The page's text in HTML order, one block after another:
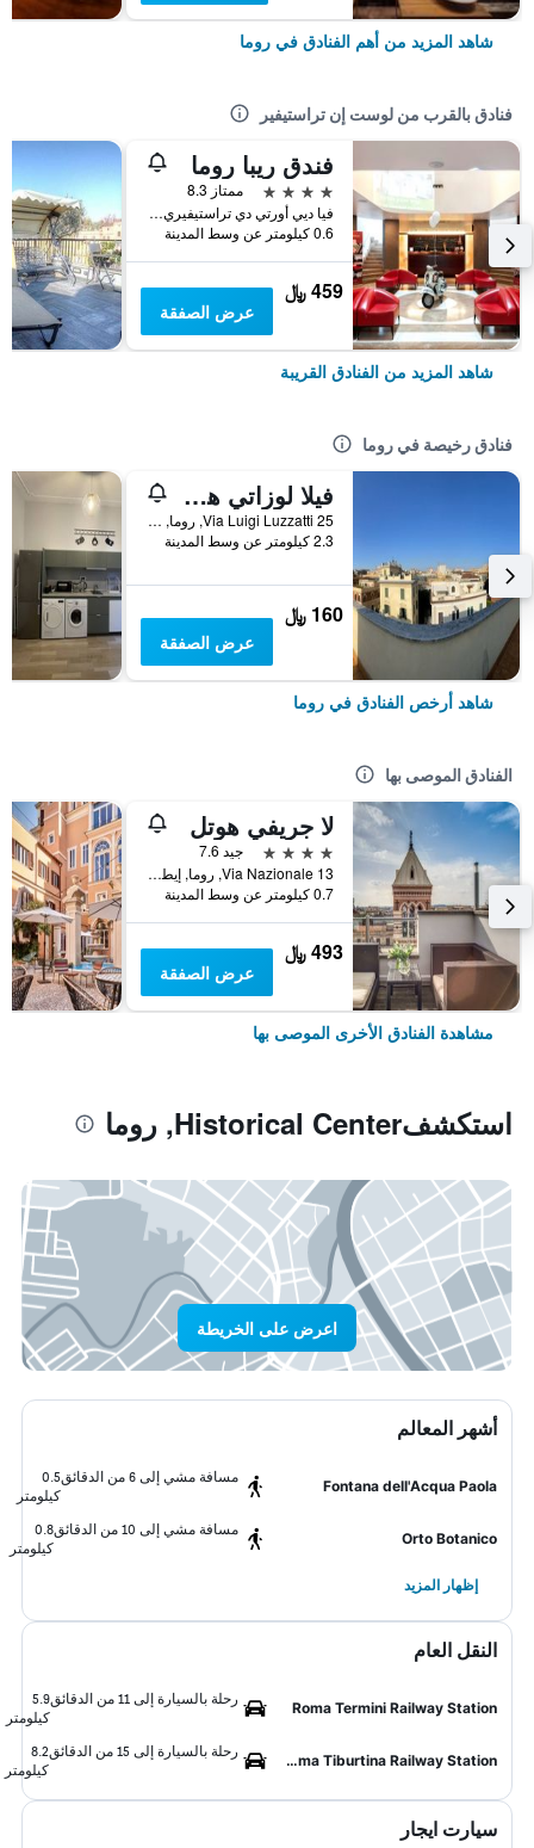
شاهد المزيد من أهم الفنادق في روما
فنادق بالقرب من لوست إن تراستيفير
فندق ريبا روما
4 نجوم
ممتاز 8.3
فيا ديي أورتي دي تراستيفيري 3, روما, إيطاليا
0.6 كيلومتر عن وسط المدينة
459 ﷼
عرض الصفقة
شاهد المزيد من الفنادق القريبة
فنادق رخيصة في روما
فيلا لوزاتي هوستل
25 Via Luigi Luzzatti, روما, إيطاليا
2.3 كيلومتر عن وسط المدينة
160 ﷼
عرض الصفقة
شاهد أرخص الفنادق في روما
الفنادق الموصى بها
لا جريفي هوتل
4 نجوم
جيد 7.6
Via Nazionale 13, روما, إيطاليا
0.7 كيلومتر عن وسط المدينة
493 ﷼
عرض الصفقة
مشاهدة الفنادق الأخرى الموصى بها
استكشفHistorical Center, روما
اعرض على الخريطة
أشهر المعالم
Fontana dell'Acqua Paola
مسافة مشي إلى 6 من الدقائق
0.5
كيلومتر
Orto Botanico
مسافة مشي إلى 10 من الدقائق
0.8
كيلومتر
إظهار المزيد
النقل العام
Roma Termini Railway Station
رحلة بالسيارة إلى 11 من الدقائق
5.9
كيلومتر
Roma Tiburtina Railway Station
رحلة بالسيارة إلى 15 من الدقائق
8.2
كيلومتر
سيارت ايجار